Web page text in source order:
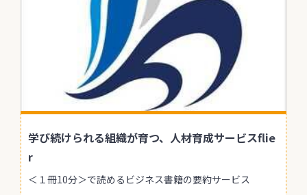
学び続けられる組織が育つ、人材育成サービスflie
r
＜１冊10分＞で読めるビジネス書籍の要約サービス